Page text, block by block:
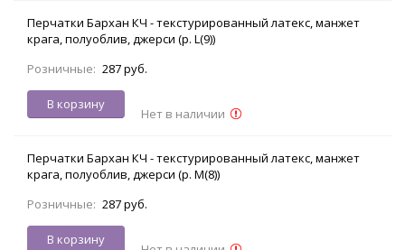
Перчатки Бархан КЧ - текстурированный латекс, манжет
крага, полуоблив, джерси (р. L(9))
Розничные: 287 руб.
В корзину
Нет в наличии
Перчатки Бархан КЧ - текстурированный латекс, манжет
крага, полуоблив, джерси (р. M(8))
Розничные: 287 руб.
В корзину